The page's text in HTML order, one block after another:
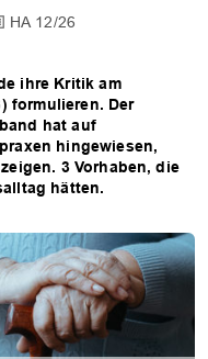
HA 12/26
ihre Kritik am
formulieren. Der
hat auf
hingewiesen,
3 Vorhaben, die
hätten.